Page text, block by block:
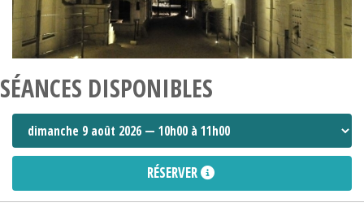
SÉANCES DISPONIBLES
RÉSERVER